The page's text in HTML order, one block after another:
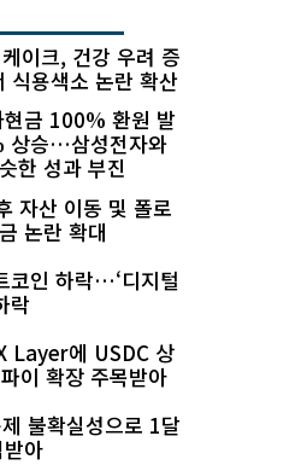
이크, 건강 우려 증
용색소 논란 확산
현금 100% 환원 발
상승…삼성전자와
한 성과 부진
자산 이동 및 폴로
논란 확대
코인 하락…‘디지털
락
Layer에 USDC 상
이 확장 주목받아
불확실성으로 1달
아